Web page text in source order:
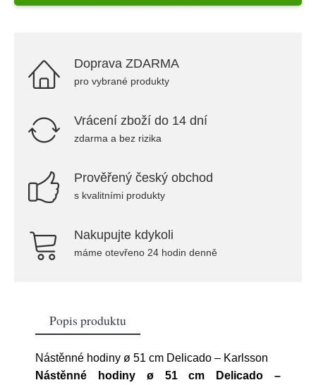
Doprava ZDARMA
pro vybrané produkty
Vrácení zboží do 14 dní
zdarma a bez rizika
Prověřený český obchod
s kvalitními produkty
Nakupujte kdykoli
máme otevřeno 24 hodin denně
Popis produktu
Nástěnné hodiny ø 51 cm Delicado – Karlsson
Nástěnné hodiny ø 51 cm Delicado –